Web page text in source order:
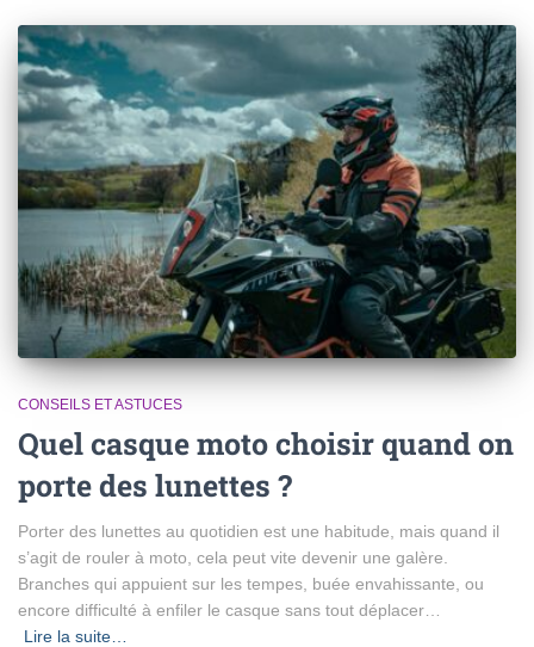
CONSEILS ET ASTUCES
Quel casque moto choisir quand on
porte des lunettes ?
Porter des lunettes au quotidien est une habitude, mais quand il
s’agit de rouler à moto, cela peut vite devenir une galère.
Branches qui appuient sur les tempes, buée envahissante, ou
encore difficulté à enfiler le casque sans tout déplacer…
Lire la suite…